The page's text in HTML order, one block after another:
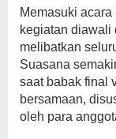
Memasuki
kegiatan diawali
melibatkan
Suasana
saat babak final
bersamaan,
oleh para